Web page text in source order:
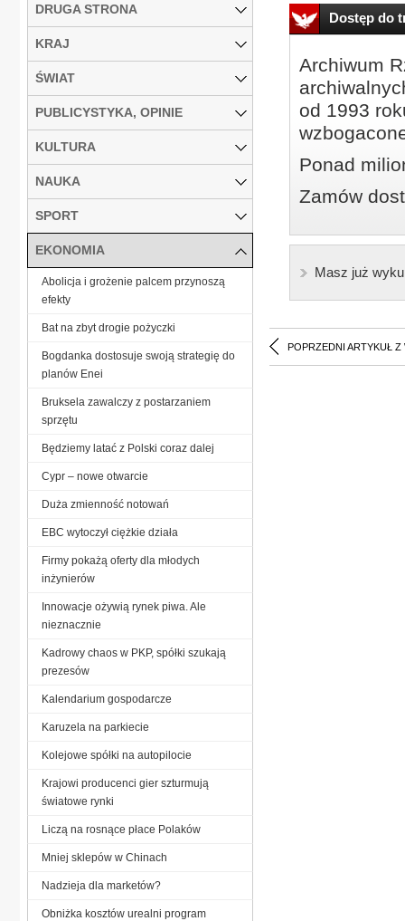
Dostęp do
Archiwum
od 1993
Ponad
Zamów
Masz już
POPRZEDNI ARTYKUŁ Z
DRUGA STRONA
KRAJ
ŚWIAT
PUBLICYSTYKA, OPINIE
KULTURA
NAUKA
SPORT
EKONOMIA
Abolicja i grożenie palcem przynoszą
efekty
Bat na zbyt drogie pożyczki
Bogdanka dostosuje swoją strategię do
planów Enei
Bruksela zawalczy z postarzaniem
sprzętu
Będziemy latać z Polski coraz dalej
Cypr – nowe otwarcie
Duża zmienność notowań
EBC wytoczył ciężkie działa
Firmy pokażą oferty dla młodych
inżynierów
Innowacje ożywią rynek piwa. Ale
nieznacznie
Kadrowy chaos w PKP, spółki szukają
prezesów
Kalendarium gospodarcze
Karuzela na parkiecie
Kolejowe spółki na autopilocie
Krajowi producenci gier szturmują
światowe rynki
Liczą na rosnące płace Polaków
Mniej sklepów w Chinach
Nadzieja dla marketów?
Obniżka kosztów urealni program